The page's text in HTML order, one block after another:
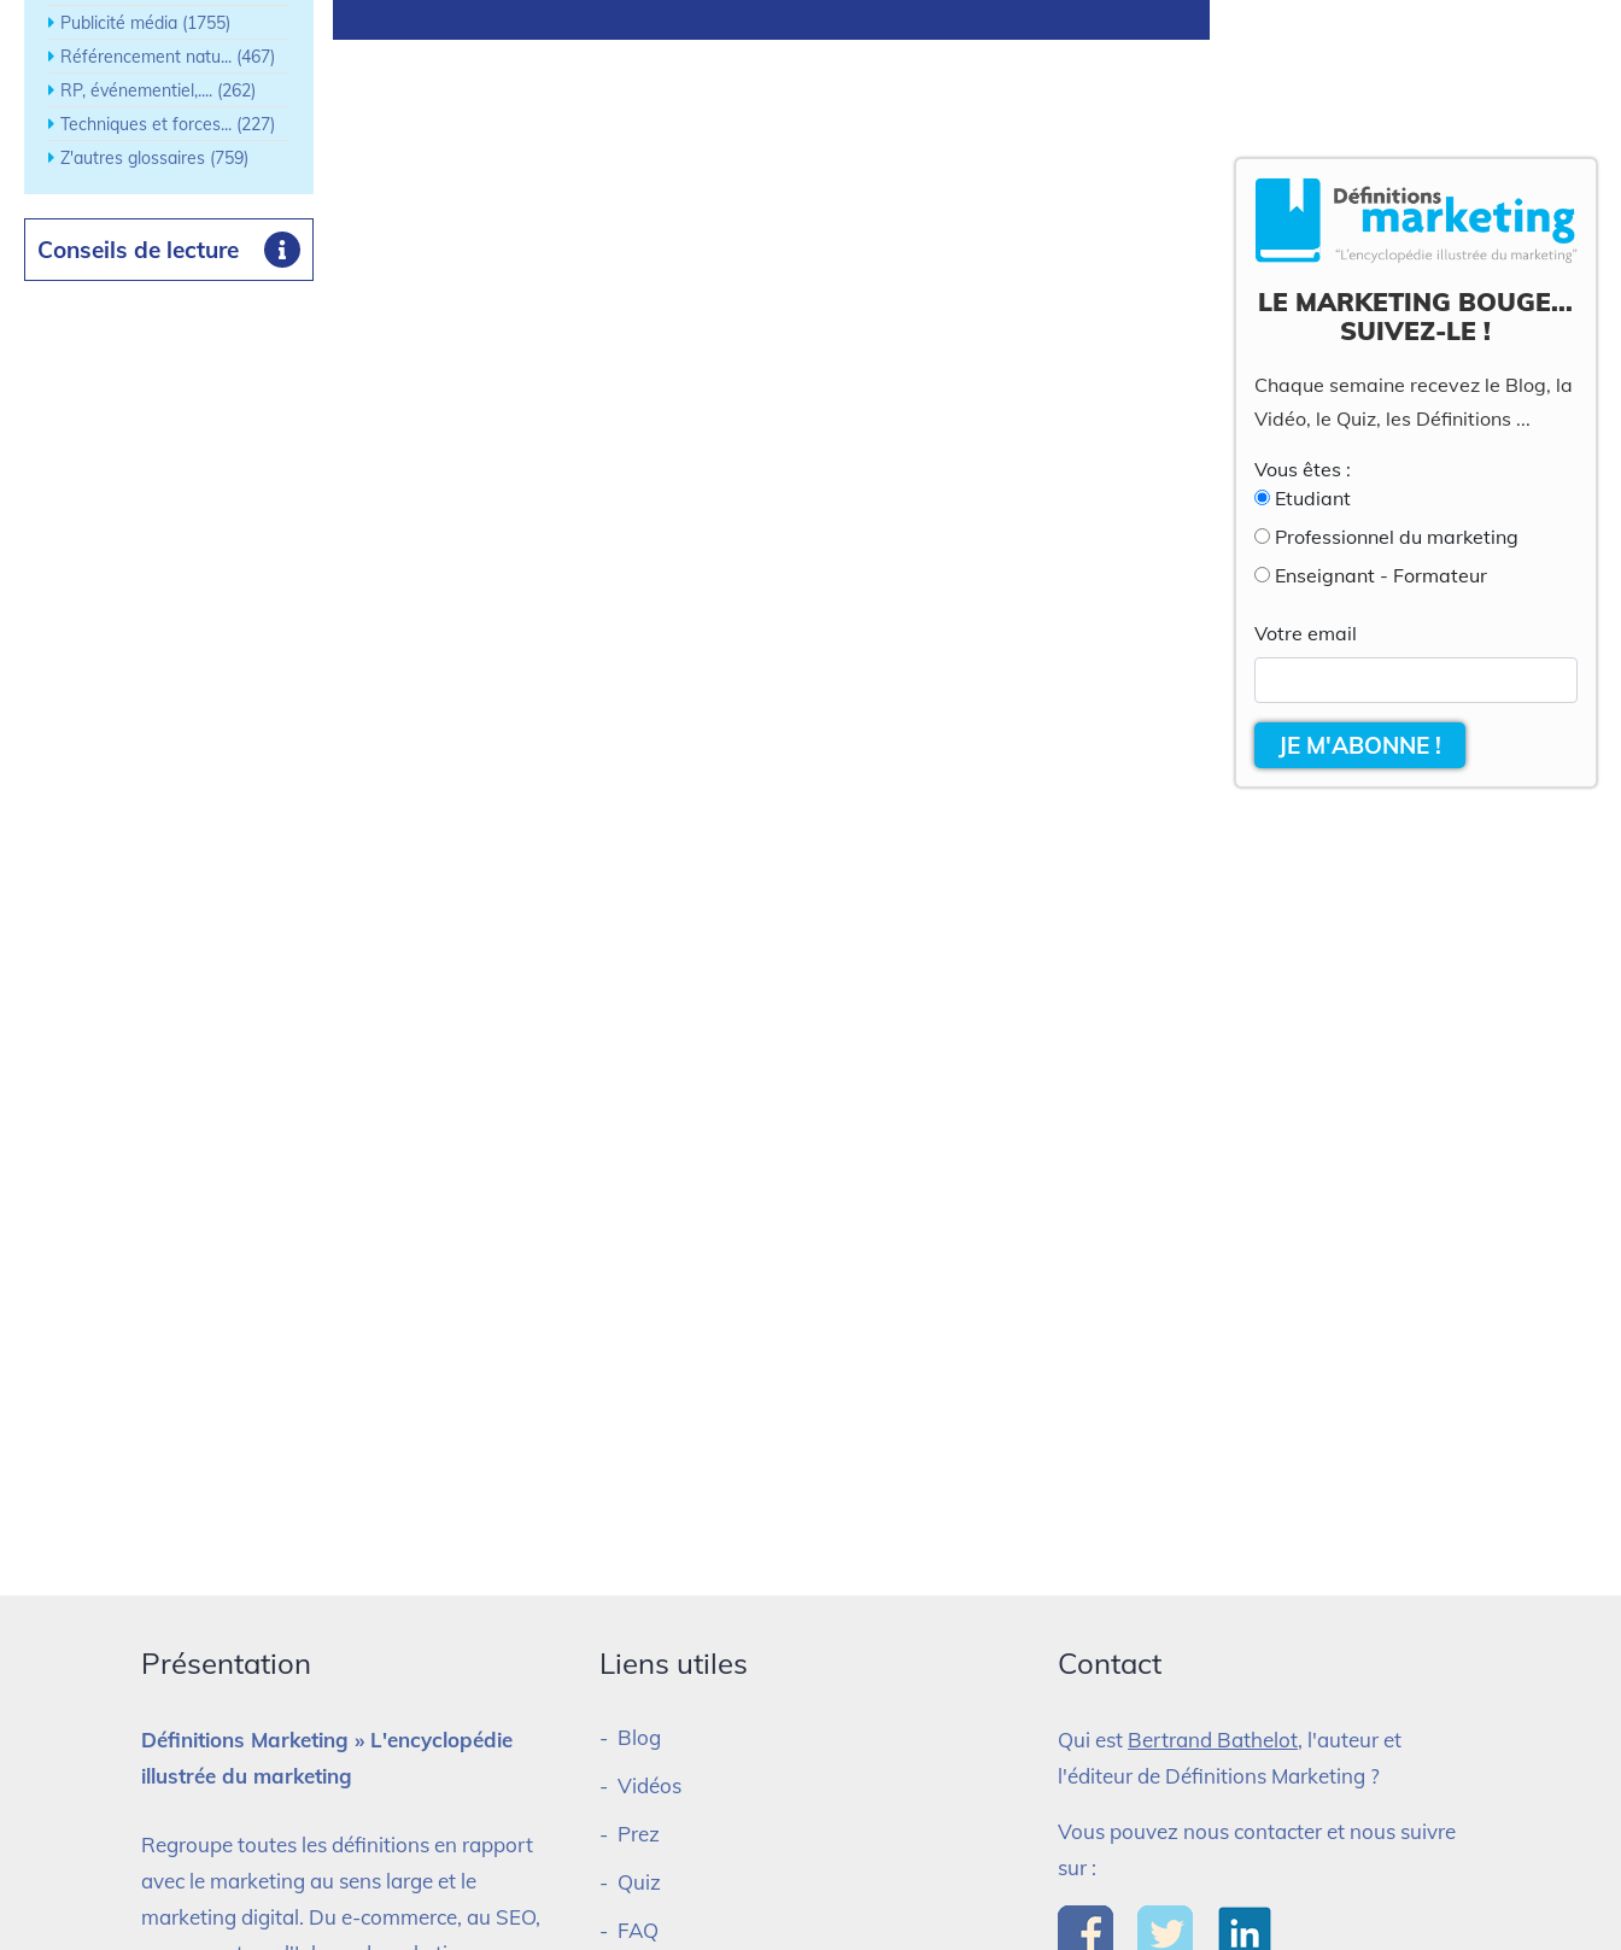
Publicité média (1755)
Référencement natu... (467)
RP, événementiel,.... (262)
Techniques et forces... (227)
Z'autres glossaires (759)
Conseils de lecture
LE MARKETING BOUGE...
SUIVEZ-LE !
Chaque semaine recevez le Blog, la
Vidéo, le Quiz, les Définitions ...
Vous êtes :
Etudiant
Professionnel du marketing
Enseignant - Formateur
Votre email
Présentation
Définitions Marketing » L'encyclopédie
illustrée du marketing
Regroupe toutes les définitions en rapport
avec le marketing au sens large et le
marketing digital. Du e-commerce, au SEO,
Liens utiles
Blog
Vidéos
Prez
Quiz
FAQ
Contact
Qui est Bertrand Bathelot, l'auteur et
l'éditeur de Définitions Marketing ?
Vous pouvez nous contacter et nous suivre
sur :